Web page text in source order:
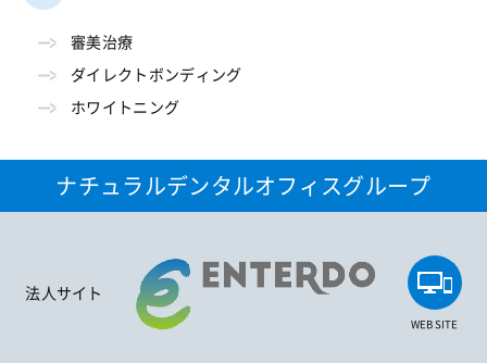
審美治療
ダイレクトボンディング
ホワイトニング
ナチュラルデンタルオフィスグループ
法人サイト
WEB SITE